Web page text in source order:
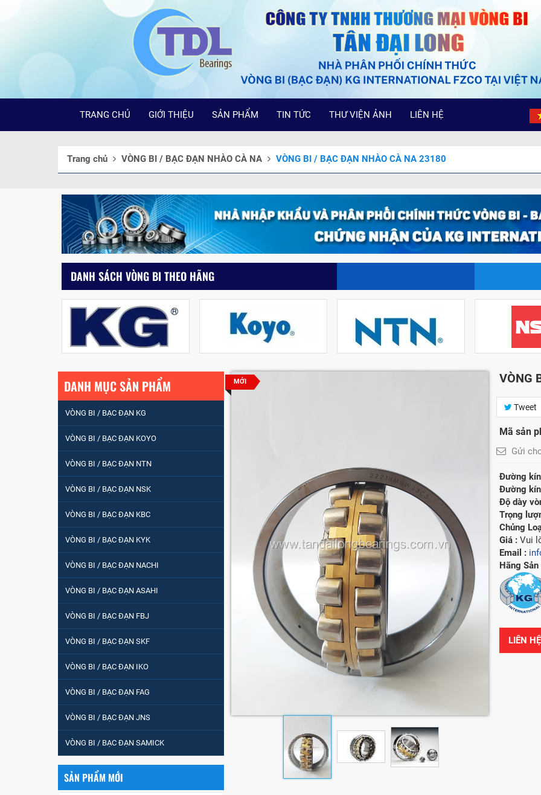
TRANG CHỦ GIỚI THIỆU SẢN PHẨM TIN TỨC THƯ VIỆN ẢNH LIÊN HỆ
Trang chủ VÒNG BI / BẠC ĐẠN NHÀO CÀ NA VÒNG BI / BẠC ĐẠN NHÀO CÀ NA 23180
DANH SÁCH VÒNG BI THEO HÃNG
MỚI VÒNG
Tweet
Mã sản
Gửi
Đường
Đường
Độ dày
Trọng
Chủng
Giá : Vui
Email :
Hãng
LIÊN
DANH MỤC SẢN PHẨM
VÒNG BI / BẠC ĐẠN KG
VÒNG BI / BẠC ĐẠN KOYO
VÒNG BI / BẠC ĐẠN NTN
VÒNG BI / BẠC ĐẠN NSK
VÒNG BI / BẠC ĐẠN KBC
VÒNG BI / BẠC ĐẠN KYK
VÒNG BI / BẠC ĐẠN NACHI
VÒNG BI / BẠC ĐẠN ASAHI
VÒNG BI / BẠC ĐẠN FBJ
VÒNG BI / BẠC ĐẠN SKF
VÒNG BI / BẠC ĐẠN IKO
VÒNG BI / BẠC ĐẠN FAG
VÒNG BI / BẠC ĐẠN JNS
VÒNG BI / BẠC ĐẠN SAMICK
SẢN PHẨM MỚI
VÒNG BI / BẠC ĐẠN
NHÀO CÀ NA 24134
Vòng bi / Bạc đạn
tròn : 698
VÒNG BI PHS20
5200
VÒNG BI / BẠC ĐẠN
VÒNG BI / BẠC ĐẠN
CỐT BƠM NƯỚC
12x12x26
MĂNG XÔNG H2306